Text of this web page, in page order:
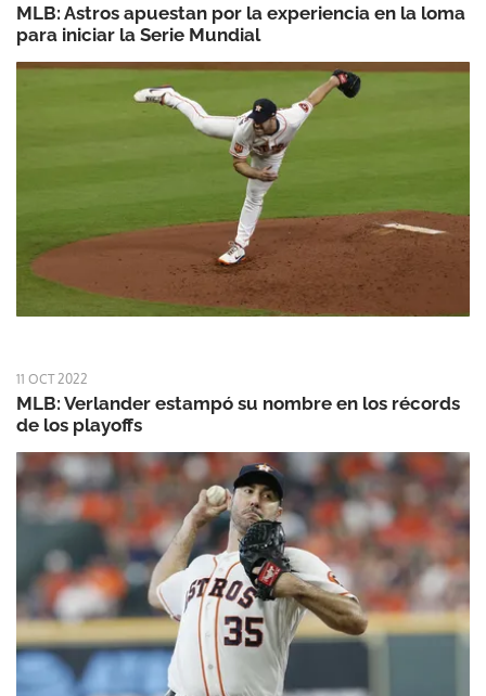
MLB: Astros apuestan por la experiencia en la loma
para iniciar la Serie Mundial
11 OCT 2022
MLB: Verlander estampó su nombre en los récords
de los playoffs